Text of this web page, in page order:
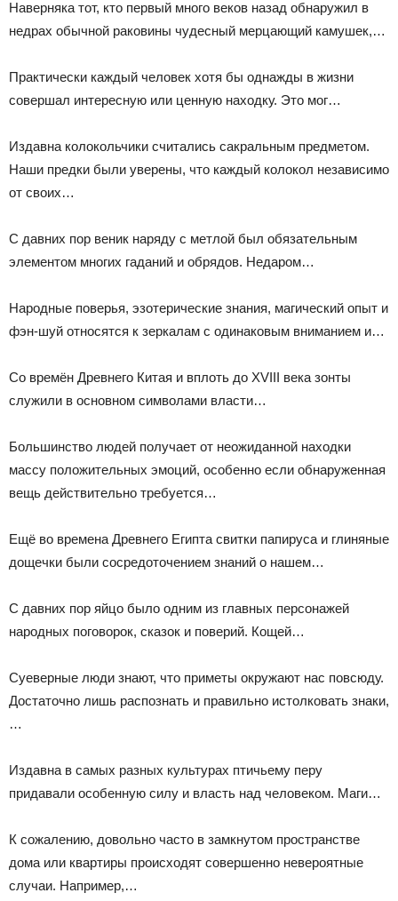
Наверняка тот, кто первый много веков назад обнаружил в
недрах обычной раковины чудесный мерцающий камушек,…
Практически каждый человек хотя бы однажды в жизни
совершал интересную или ценную находку. Это мог…
Издавна колокольчики считались сакральным предметом.
Наши предки были уверены, что каждый колокол независимо
от своих…
С давних пор веник наряду с метлой был обязательным
элементом многих гаданий и обрядов. Недаром…
Народные поверья, эзотерические знания, магический опыт и
фэн-шуй относятся к зеркалам с одинаковым вниманием и…
Со времён Древнего Китая и вплоть до XVIII века зонты
служили в основном символами власти…
Большинство людей получает от неожиданной находки
массу положительных эмоций, особенно если обнаруженная
вещь действительно требуется…
Ещё во времена Древнего Египта свитки папируса и глиняные
дощечки были сосредоточением знаний о нашем…
С давних пор яйцо было одним из главных персонажей
народных поговорок, сказок и поверий. Кощей…
Суеверные люди знают, что приметы окружают нас повсюду.
Достаточно лишь распознать и правильно истолковать знаки,
…
Издавна в самых разных культурах птичьему перу
придавали особенную силу и власть над человеком. Маги…
К сожалению, довольно часто в замкнутом пространстве
дома или квартиры происходят совершенно невероятные
случаи. Например,…